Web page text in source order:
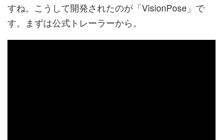
すね。こうして開発されたのが「VisionPose」で
す。まずは公式トレーラーから。